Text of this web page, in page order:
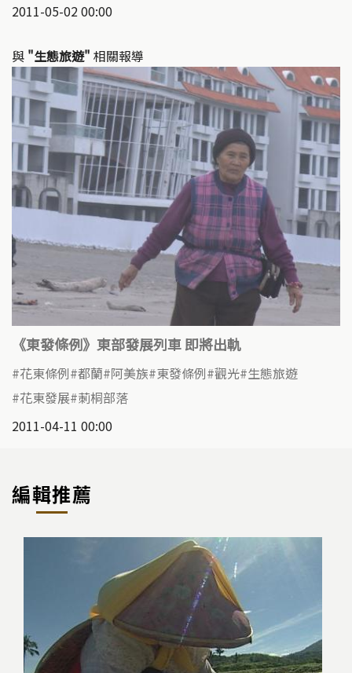
2011-05-02 00:00
與 "生態旅遊" 相關報導
《東發條例》東部發展列車 即將出軌
花東條例 都蘭 阿美族 東發條例 觀光 生態旅遊
花東發展 莿桐部落
2011-04-11 00:00
編輯推薦